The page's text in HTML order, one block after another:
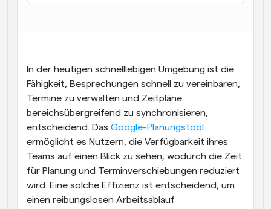
Supercharged Planung mit KI-gestützten Anrufen
Automatisieren Sie die Planung und Erinnerungen
Bleiben Sie auf dem Laufenden über die neuesten
Nachrichten und Updates.
Treffen Sie sich in wenigen Minuten mit Kunden
Dynamische Gruppenlinks
Nahtlos Meetings mit mehreren Personen buchen
Webhooks
Erhalten Sie eine Benachrichtigung, wenn etwas
In der heutigen schnelllebigen Umgebung ist die
Fähigkeit, Besprechungen schnell zu vereinbaren,
Termine zu verwalten und Zeitpläne
bereichsübergreifend zu synchronisieren,
entscheidend. Das Google-Planungstool
ermöglicht es Nutzern, die Verfügbarkeit ihres
Teams auf einen Blick zu sehen, wodurch die Zeit
für Planung und Terminverschiebungen reduziert
wird. Eine solche Effizienz ist entscheidend, um
einen reibungslosen Arbeitsablauf